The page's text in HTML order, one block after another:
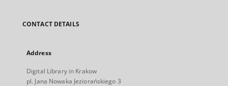
CONTACT DETAILS
Address
Digital Library in Krakow
pl. Jana Nowaka Jeziorańskiego 3